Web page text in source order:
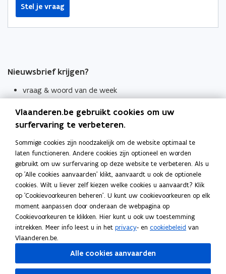
Stel je vraag
Nieuwsbrief krijgen?
vraag & woord van de week
Schrijf je in
Thema's
Taaladviezen
Spellingregels
Tips voor duidelijke taal
Bekijk ook
Spellingtests
Boek- en webwijzer
Vlaanderen.be gebruikt cookies om uw
surfervaring te verbeteren.
Sommige cookies zijn noodzakelijk om de website optimaal te
laten functioneren. Andere cookies zijn optioneel en worden
gebruikt om uw surfervaring op deze website te verbeteren. Als u
op 'Alle cookies aanvaarden' klikt, aanvaardt u ook de optionele
cookies. Wilt u liever zelf kiezen welke cookies u aanvaardt? Klik
op 'Cookievoorkeuren beheren'. U kunt uw cookievoorkeuren op elk
moment aanpassen door onderaan de webpagina op
Cookievoorkeuren te klikken. Hier kunt u ook uw toestemming
intrekken. Meer info leest u in het privacy- en cookiebeleid van
Vlaanderen.be.
Alle cookies aanvaarden